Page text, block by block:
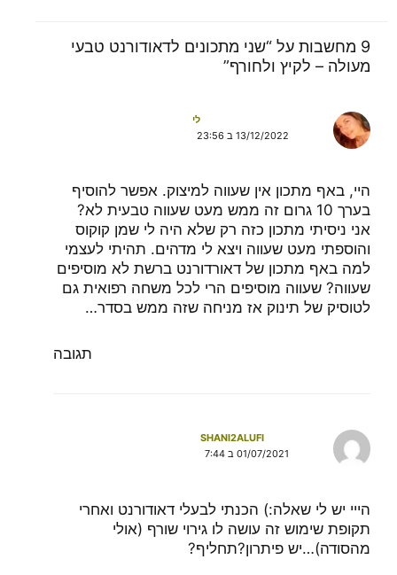
9 מחשבות על “שני מתכונים לדאודורנט טבעי
מעולה – לקיץ ולחורף”
לי
13/12/2022 ב 23:56
היי, באף מתכון אין שעווה למיצוק. אפשר להוסיף
בערך 10 גרום זה ממש מעט שעווה טבעית לא?
אני ניסיתי מתכון כזה רק שלא היה לי שמן קוקוס
והוספתי מעט שעווה ויצא לי מדהים. תהיתי לעצמי
למה באף מתכון של דאורדורנט ברשת לא מוסיפים
שעווה? שעווה מוסיפים הרי לכל משחה רפואית גם
לטוסיק של תינוק אז מניחה שזה ממש בסדר…
תגובה
SHANI2ALUFI
01/07/2021 ב 7:44
הייי יש לי שאלה:) הכנתי לבעלי דאודורנט ואחרי
תקופת שימוש זה עושה לו גירוי שורף (אולי
מהסודה)…יש פיתרון?תחליף?